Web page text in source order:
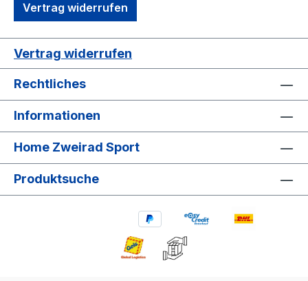
Vertrag widerrufen
Vertrag widerrufen
Rechtliches
Informationen
Home Zweirad Sport
Produktsuche